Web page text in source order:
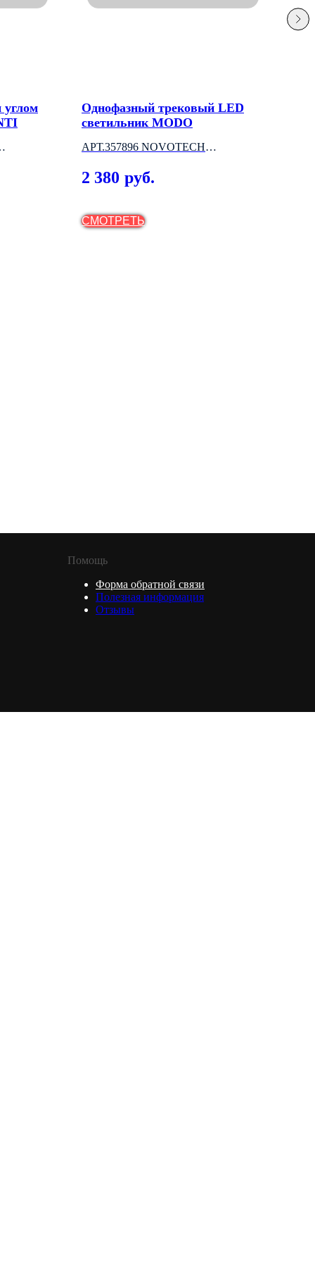
углом
Однофазный трековый LED
светильник MODO
АРТ.357896 NOVOTECH
(ВЕНГРИЯ)
2 380 руб.
СМОТРЕТЬ
Помощь
Форма обратной связи
Полезная информация
Отзывы